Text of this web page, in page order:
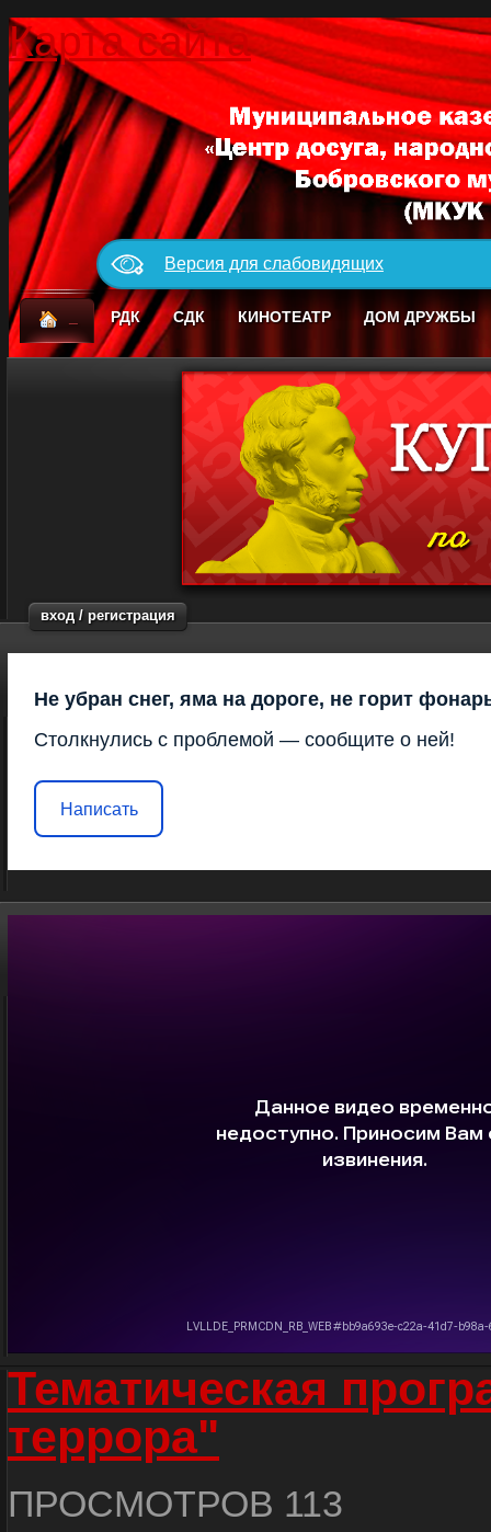
Карта сайта
Версия для слабовидящих
РДК СДК КИНОТЕАТР ДОМ ДРУЖБЫ
вход / регистрация
Не убран снег, яма на дороге, не горит
Столкнулись с проблемой — сообщите о ней!
Написать
Тематическая
террора"
ПРОСМОТРОВ 113